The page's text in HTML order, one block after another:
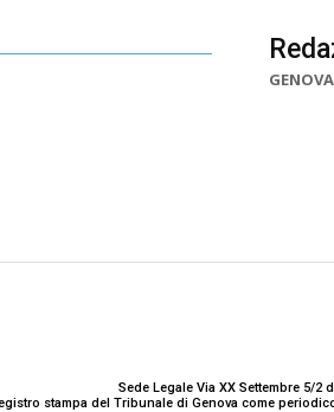
GENOVA
Sede Legale Via XX Settembre 5/2
stampa del Tribunale di Genova come